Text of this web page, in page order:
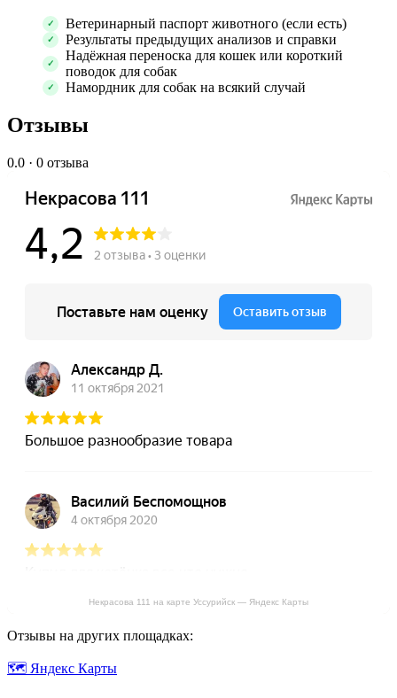
Ветеринарный паспорт животного (если есть)
Результаты предыдущих анализов и справки
Надёжная переноска для кошек или короткий
поводок для собак
Намордник для собак на всякий случай
Отзывы
0.0 · 0 отзыва
Некрасова 111 на карте Уссурийск — Яндекс Карты
Отзывы на других площадках:
🗺 Яндекс Карты